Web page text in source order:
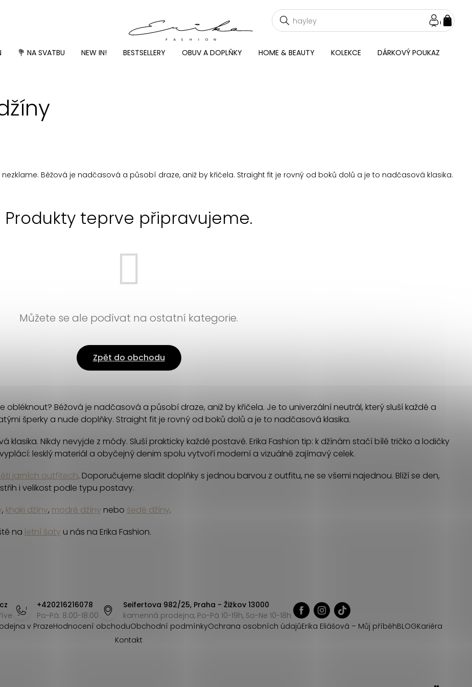
💐 NA SVATBU NEW IN! BESTSELLERY OBUV A DOPLŇKY HOME & BEAUTY KOLEKCE DÁRKOVÝ POUKAZ
nezklame. Béžová je nadčasová a působí draze, aniž by křičela. Straight fit je rovný od boků dolů a je to nadčasová klasika.
Produkty teprve připravujeme.
Můžete se ale podívat na ostatní kategorie.
Zpět do obchodu
Béžová je nadčasová a působí draze, aniž by křičela. Je to univerzální neutrál, který sluší každé a
šperky a nude doplňky. Straight fit je rovný od boků dolů a je to nadčasová klasika.
Nikdy nevyjde z módy. Sluší prakticky každé postavě. Erika Fashion tip: k džínám stačí bílé tričko a lodičky
lesklý materiál a obyčejný denim spolu vytvoří moderní a vizuálně zajímavý celek.
jarních outfitech. Doporučujeme sladit doplňky s jednou barvou z outfitu, ne se všemi najednou. Blíží se den,
i velikost podle typu postavy.
, khaki džíny, modré džíny nebo šedé džíny.
na letní šaty u nás na Erika Fashion.
+420216216078
Po-Pá: 8:00-18:00
Seifertova 982/25, Praha - Žižkov 13000
kamenná prodejna, Po-Pá 10-19h, So-Ne 10-18h
v PrazeHodnocení obchoduObchodní podmínkyOchrana osobních údajůErika Eliášová – Můj příběhBLOGKariéra
Kontakt